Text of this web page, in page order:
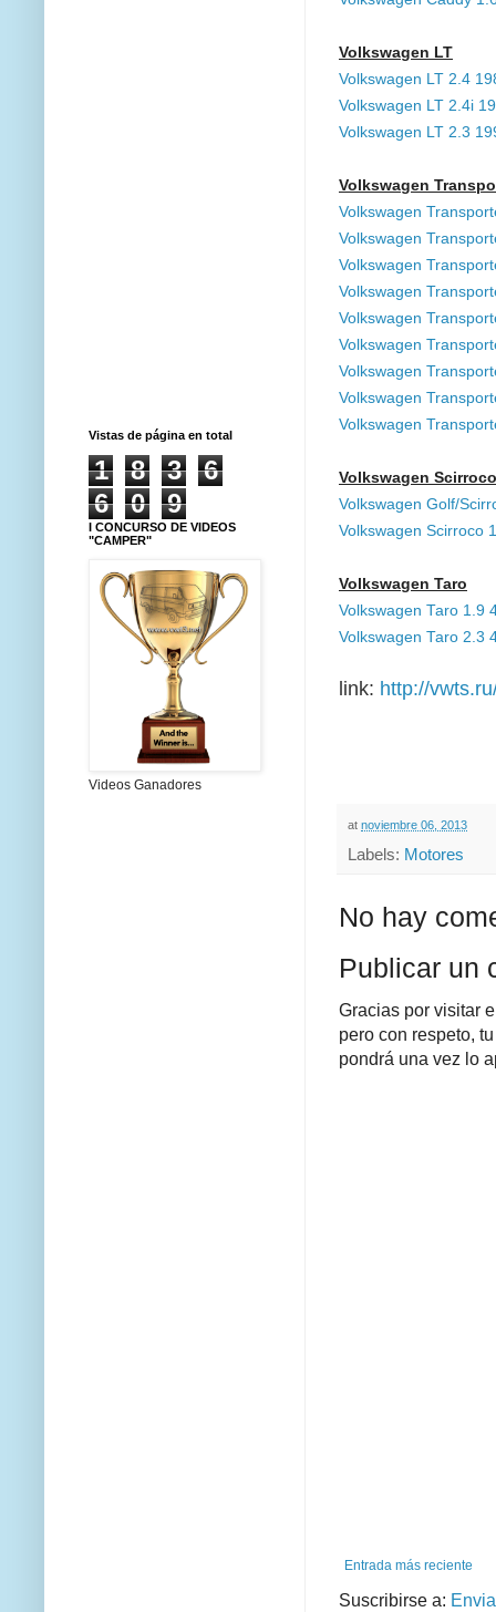
Volkswagen LT
Volkswagen LT 2.4
Volkswagen LT 2.4i
Volkswagen LT 2.3
Volkswagen
Volkswagen
Volkswagen
Volkswagen
Volkswagen
Volkswagen
Volkswagen
Volkswagen
Volkswagen
Volkswagen
Volkswagen Scirroco
Volkswagen Golf/
Volkswagen Scirroco
Volkswagen Taro
Volkswagen Taro 1.9
Volkswagen Taro 2.3
link: http://
at noviembre 06, 2013
Labels: Motores
No hay
Publicar un
Gracias por visitar
pero con respeto,
pondrá una vez lo
Entrada más reciente
Suscribirse a:
Vistas de página en total
1 8 3
6
6
0 9
I CONCURSO DE VIDEOS
"CAMPER"
Videos Ganadores